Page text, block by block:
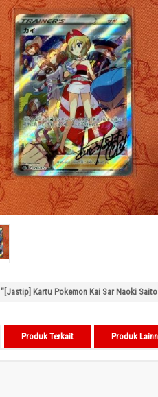
"[Jastip] Kartu Pokemon Kai Sar Naoki
Produk Terkait Produk